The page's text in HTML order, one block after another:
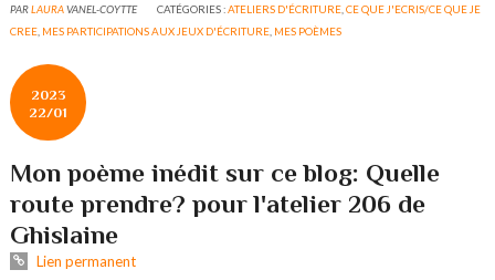
PARLAURAVANEL-COYTTE CATÉGORIES :ATELIERS D'ÉCRITURE ,CE QUE J'ECRIS/CE QUE JE
CREE MES PARTICIPATIONS AUX JEUX D'ÉCRITURE MES POÈMES
2023
22/01
Mon poème inédit sur ce blog: Quelle
route prendre? pour l'atelier 206 de
Ghislaine
Lien permanent